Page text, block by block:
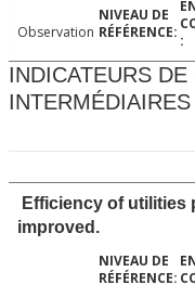
Observation
INDICATEURS DE
INTERMÉDIAIRES
Efficiency of utilities
improved.